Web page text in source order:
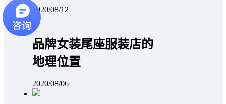
2020/08/12
品牌女装尾座服装店的
地理位置
2020/08/06